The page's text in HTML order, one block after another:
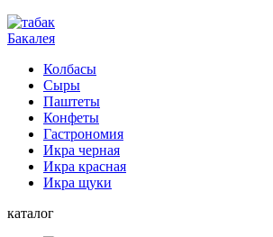
Бакалея
Колбасы
Сыры
Паштеты
Конфеты
Гастрономия
Икра черная
Икра красная
Икра щуки
каталог